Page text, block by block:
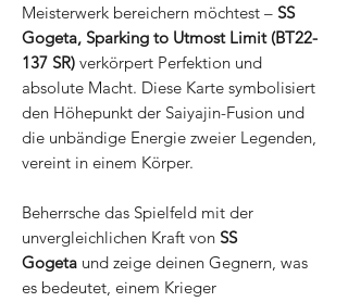
Meisterwerk bereichern möchtest – SS
Gogeta, Sparking to Utmost Limit (BT22-
137 SR) verkörpert Perfektion und
absolute Macht. Diese Karte symbolisiert
den Höhepunkt der Saiyajin-Fusion und
die unbändige Energie zweier Legenden,
vereint in einem Körper.
Beherrsche das Spielfeld mit der
unvergleichlichen Kraft von SS
Gogeta und zeige deinen Gegnern, was
es bedeutet, einem Krieger